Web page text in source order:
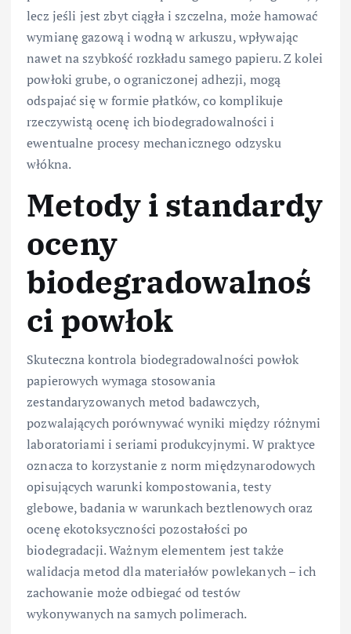
lecz jeśli jest zbyt ciągła i szczelna, może hamować
wymianę gazową i wodną w arkuszu, wpływając
nawet na szybkość rozkładu samego papieru. Z kolei
powłoki grube, o ograniczonej adhezji, mogą
odspajać się w formie płatków, co komplikuje
rzeczywistą ocenę ich biodegradowalności i
ewentualne procesy mechanicznego odzysku
włókna.
Metody i standardy
oceny
biodegradowalnoś
ci powłok
Skuteczna kontrola biodegradowalności powłok
papierowych wymaga stosowania
zestandaryzowanych metod badawczych,
pozwalających porównywać wyniki między różnymi
laboratoriami i seriami produkcyjnymi. W praktyce
oznacza to korzystanie z norm międzynarodowych
opisujących warunki kompostowania, testy
glebowe, badania w warunkach beztlenowych oraz
ocenę ekotoksyczności pozostałości po
biodegradacji. Ważnym elementem jest także
walidacja metod dla materiałów powlekanych – ich
zachowanie może odbiegać od testów
wykonywanych na samych polimerach.